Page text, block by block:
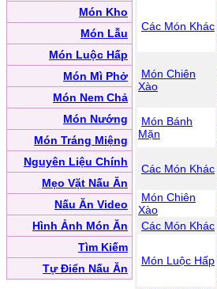
Món Kho
Món Lẫu
Món Luộc Hấp
Món Mì Phở
Món Nem Chả
Món Nướng
Món Tráng Miệng
Nguyên Liệu Chính
Mẹo Vặt Nấu Ăn
Nấu Ăn Video
Hình Ảnh Món Ăn
Tìm Kiếm
Tự Điển Nấu Ăn
Các Món Khác
Món Chiên
Xào
Món Bánh
Mặn
Các Món Khác
Món Chiên
Xào
Các Món Khác
Món Luộc Hấp